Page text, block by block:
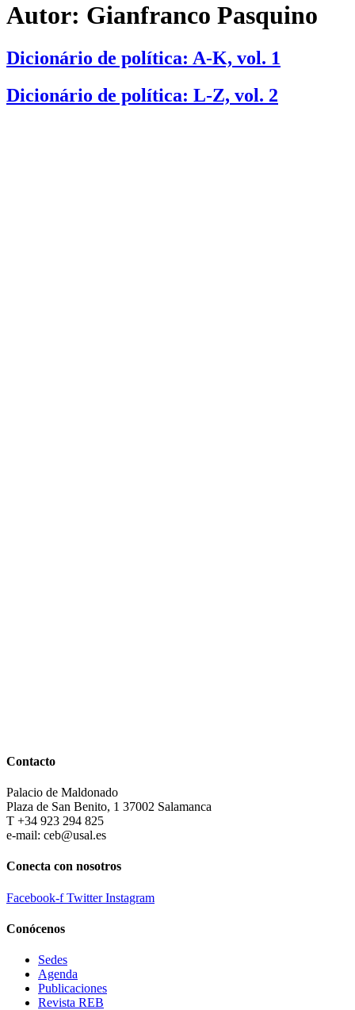
Autor: Gianfranco Pasquino
Dicionário de política: A-K, vol. 1
Dicionário de política: L-Z, vol. 2
Contacto
Palacio de Maldonado
Plaza de San Benito, 1 37002 Salamanca
T +34 923 294 825
e-mail: ceb@usal.es
Conecta con nosotros
Facebook-f Twitter Instagram
Conócenos
Sedes
Agenda
Publicaciones
Revista REB